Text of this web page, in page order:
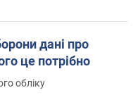
дані про
це потрібно
обліку